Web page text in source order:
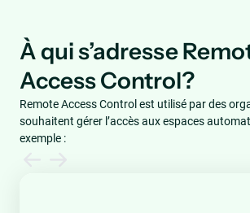
À qui s’adresse
Access Control?
Remote Access Control est utilisé par des
souhaitent gérer l’accès aux espaces
exemple :